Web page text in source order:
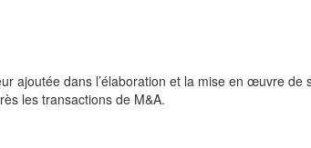
ajoutée dans l’élaboration et la mise en œuvre
les transactions de M&A.